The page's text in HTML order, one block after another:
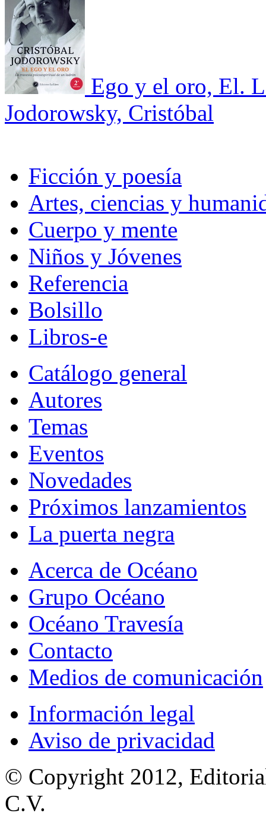
Ego y el oro, El.
Jodorowsky, Cristóbal
Ficción y poesía
Artes, ciencias y
Cuerpo y mente
Niños y Jóvenes
Referencia
Bolsillo
Libros-e
Catálogo general
Autores
Temas
Eventos
Novedades
Próximos lanzamientos
La puerta negra
Acerca de Océano
Grupo Océano
Océano Travesía
Contacto
Medios de comunicación
Información legal
Aviso de privacidad
© Copyright 2012,
C.V.